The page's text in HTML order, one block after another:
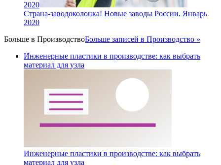
2020
Страна-заводоколонка! Новые заводы России. Январь
2020
Больше в ПроизводствоБольше записей в Производство »
Инженерные пластики в производстве: как выбрать
материал для узла
Инженерные пластики в производстве: как выбрать
материал для узла